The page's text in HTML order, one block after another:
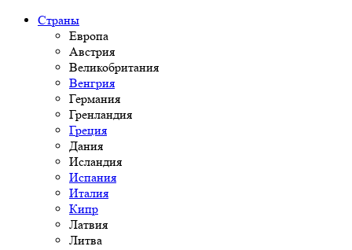
Страны
Европа
Австрия
Великобритания
Венгрия
Германия
Гренландия
Греция
Дания
Исландия
Испания
Италия
Кипр
Латвия
Литва